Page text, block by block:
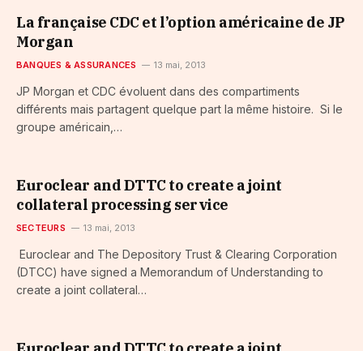
La française CDC et l’option américaine de JP
Morgan
BANQUES & ASSURANCES 13 mai, 2013
JP Morgan et CDC évoluent dans des compartiments
différents mais partagent quelque part la même histoire. Si le
groupe américain,…
Euroclear and DTTC to create a joint
collateral processing service
SECTEURS 13 mai, 2013
Euroclear and The Depository Trust & Clearing Corporation
(DTCC) have signed a Memorandum of Understanding to
create a joint collateral…